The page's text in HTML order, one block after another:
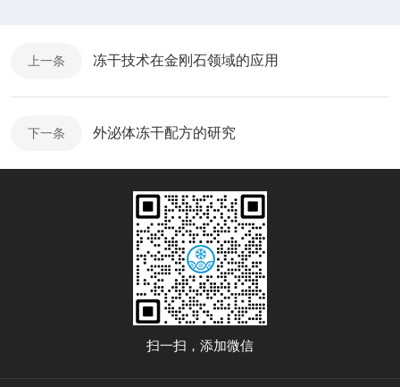
上一条 冻干技术在金刚石领域的应用
下一条 外泌体冻干配方的研究
扫一扫，添加微信